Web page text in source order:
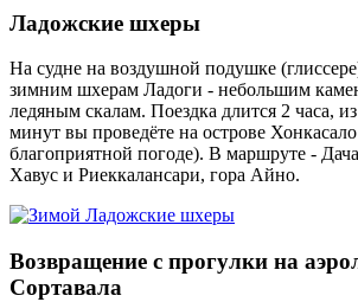
Ладожские шхеры
На судне на воздушной подушке
зимним шхерам Ладоги - небольшим
ледяным скалам. Поездка длится 2 часа,
минут вы проведёте на острове
благоприятной погоде). В маршруте -
Хавус и Риеккалансари, гора Айно.
Возвращение с прогулки на
Сортавала